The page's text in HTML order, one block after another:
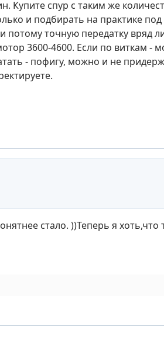
Купите спур с таким же
и подбирать на практике
точную передатку вряд
3600-4600. Если по виткам -
- пофигу, можно и не
стало. ))Теперь я хоть,что